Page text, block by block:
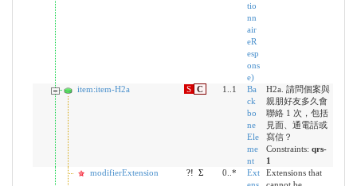
tio
nn
air
eR
esp
ons
e)
item:item-H2a S C 1..1
Ba
ck
bo
ne
Ele
me
nt
H2a. 請問個案與
親朋好友多久會
聯絡 1 次，包括
見面、通電話或
寫信？
Constraints: qrs-
1
modifierExtension
?! Σ 0..*
Ext
Extensions that